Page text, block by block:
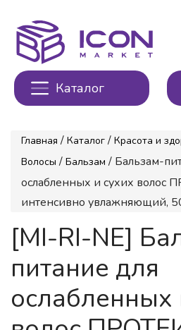
Каталог
Главная / Каталог / Красота и
Волосы / Бальзам / Бальзам-
ослабленных и сухих
интенсивно увлажняющий,
[MI-RI-NE]
питание для
ослабленных